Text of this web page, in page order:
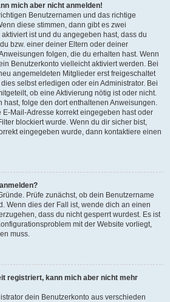
mich aber nicht anmelden!
Benutzernamen und das richtige
diese stimmen, dann gibt es zwei
aktiviert ist und du angegeben hast, dass du
bzw. einer deiner Eltern oder deiner
folgen, die du erhalten hast. Wenn
Benutzerkonto vielleicht aktiviert werden. Bei
angemeldeten Mitglieder erst freigeschaltet
selbst erledigen oder ein Administrator. Bei
ob eine Aktivierung nötig ist oder nicht.
hast, folge den dort enthaltenen Anweisungen.
Mail-Adresse korrekt eingegeben hast oder
blockiert wurde. Wenn du dir sicher bist,
eingegeben wurde, dann kontaktiere einen
Prüfe zunächst, ob dein Benutzername
Wenn dies der Fall ist, wende dich an einen
dass du nicht gesperrt wurdest. Es ist
mit der Website vorliegt,
muss.
registriert, kann mich aber nicht mehr
dein Benutzerkonto aus verschieden